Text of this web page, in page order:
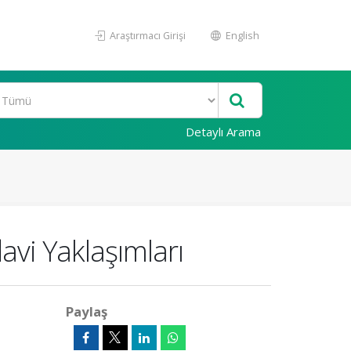
Araştırmacı Girişi English
Detaylı Arama
Yaklaşımları
Paylaş